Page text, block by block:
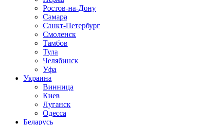
Ростов-на-Дону
Самара
Санкт-Петербург
Смоленск
Тамбов
Тула
Челябинск
Уфа
Украина
Винница
Киев
Луганск
Одесса
Беларусь